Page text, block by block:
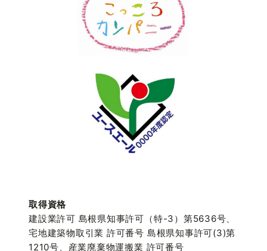
取得資格
建設業許可 島根県知事許可（特-3）第5636号、
宅地建築物取引業 許可番号 島根県知事許可(3)第
1210号、産業廃棄物運搬業 許可番号